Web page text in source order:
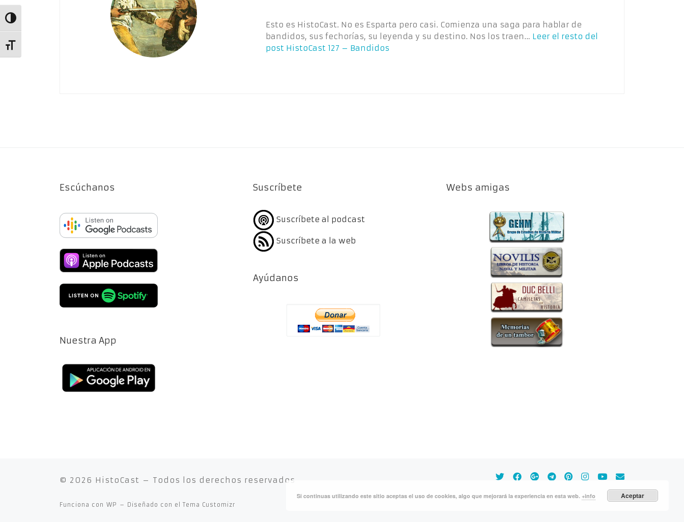
Alternar alto contraste
Alternar tamaño de letra
Esto es HistoCast. No es Esparta pero casi. Comienza una saga para hablar de
bandidos, sus fechorías, su leyenda y su destino. Nos los traen… Leer el resto del
post HistoCast 127 – Bandidos
Escúchanos
Nuestra App
Suscríbete
Suscríbete al podcast
Suscríbete a la web
Ayúdanos
Webs amigas
© 2026 HistoCast – Todos los derechos reservados
Funciona con WP – Diseñado con el Tema Customizr
Si continuas utilizando este sitio aceptas el uso de cookies, algo que mejorará la experiencia en esta web. +info Aceptar